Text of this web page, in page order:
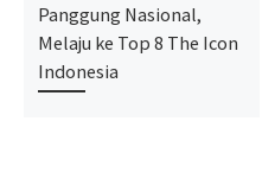
Panggung Nasional,
Melaju ke Top 8 The Icon
Indonesia